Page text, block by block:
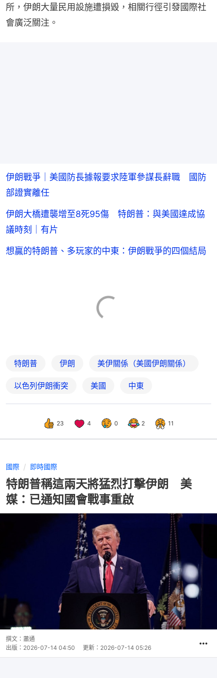
所，伊朗大量民用設施遭損毀，相關行徑引發國際社
會廣泛關注。
伊朗戰爭｜美國防長據報要求陸軍參謀長辭職 國防
部證實離任
伊朗大橋遭襲增至8死95傷 特朗普：與美國達成協
議時刻｜有片
想贏的特朗普、多玩家的中東：伊朗戰爭的四個結局
特朗普 伊朗 美伊關係（美國伊朗關係）
以色列伊朗衝突 美國 中東
23 4 0 2 11
國際 即時國際
特朗普稱這兩天將猛烈打擊伊朗 美
媒：已通知國會戰事重啟
撰文： 蕭通
出版： 2026-07-14 04:50 更新： 2026-07-14 05:26